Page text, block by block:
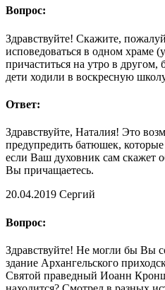
Вопрос:
Здравствуйте! Скажите,
исповедоваться в одном храме
причаститься на утро в
дети ходили в воскресную
Ответ:
Здравствуйте, Наталия! Это
предупредить батюшек,
если Ваш духовник сам скажет
Вы причащаетесь.
20.04.2019 Сергий
Вопрос:
Здравствуйте! Не могли бы Вы
здание Архангельского
Святой праведный Иоанн